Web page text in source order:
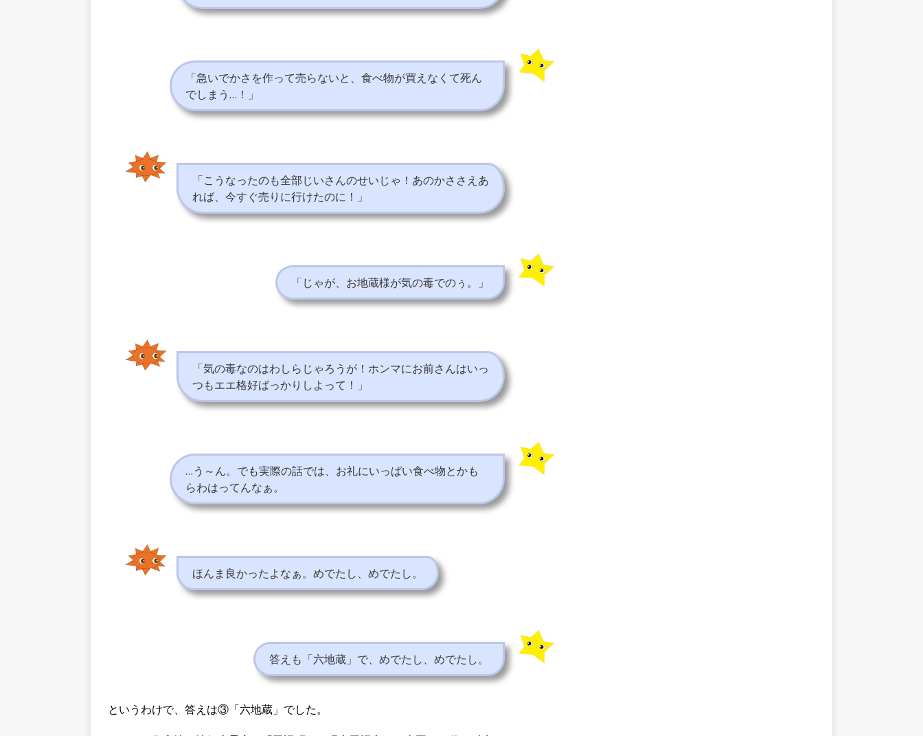
「急いでかさを作って売らないと、食べ物が買えなくて死ん
でしまう…！」
「こうなったのも全部じいさんのせいじゃ！あのかささえあ
れば、今すぐ売りに行けたのに！」
「じゃが、お地蔵様が気の毒でのぅ。」
「気の毒なのはわしらじゃろうが！ホンマにお前さんはいっ
つもエエ格好ばっかりしよって！」
…う～ん。でも実際の話では、お礼にいっぱい食べ物とかも
らわはってんなぁ。
ほんま良かったよなぁ。めでたし、めでたし。
答えも「六地蔵」で、めでたし、めでたし。
というわけで、答えは③「六地蔵」でした。